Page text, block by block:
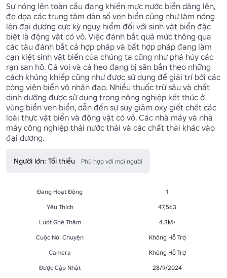
Sự nóng lên toàn cầu đang khiến mực nước biển dâng lên,
đe dọa các trung tâm dân số ven biển cũng như làm nóng
lên đại dương cực kỳ nguy hiểm đối với sinh vật biển đặc
biệt là động vật có vỏ. Việc đánh bắt quá mức thông qua
các tàu đánh bắt cả hợp pháp và bất hợp pháp đang làm
cạn kiệt sinh vật biển của chúng ta cũng như phá hủy các
rạn san hô. Cá voi và cá heo đang bị săn bắn theo những
cách khủng khiếp cũng như được sử dụng để giải trí bởi các
công viên biển vô nhân đạo. Nhiều thuốc trừ sâu và chất
dinh dưỡng được sử dụng trong nông nghiệp kết thúc ở
vùng biển ven biển, dẫn đến sự suy giảm oxy giết chết các
loài thực vật biển và động vật có vỏ. Các nhà máy và nhà
máy công nghiệp thải nước thải và các chất thải khác vào
đại dương.
Người lớn: Tối thiểu Phù hợp với mọi người
Đang Hoạt Động
1
Yêu Thích
47,563
Lượt Ghé Thăm
4.3M+
Cuộc Nói Chuyện
Không Hỗ Trợ
Camera
Không Hỗ Trợ
Được Cập Nhật
28/9/2024